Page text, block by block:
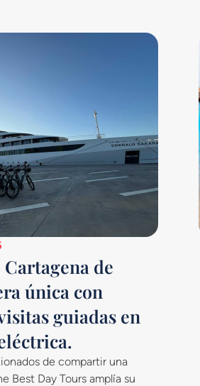
de
única con
guiadas en
de compartir una
Best Day Tours amplía su